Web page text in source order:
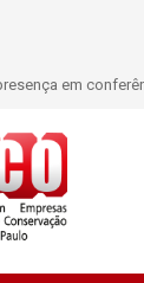
em